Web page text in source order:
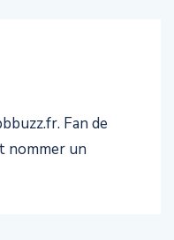
Fan de
nommer un